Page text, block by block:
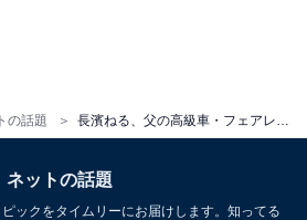
の話題
ネットの話題
ックをタイムリーにお届けします。知ってる